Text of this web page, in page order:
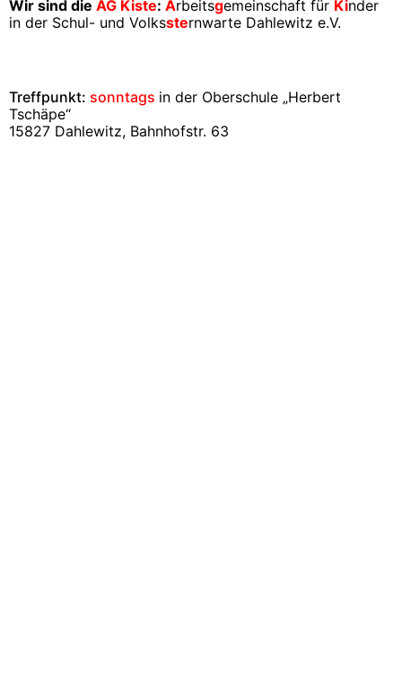
Wir sind die AG Kiste: Arbeitsgemeinschaft für Kinder
in der Schul- und Volkssternwarte Dahlewitz e.V.
Treffpunkt: sonntags in der Oberschule „Herbert
Tschäpe“
15827 Dahlewitz, Bahnhofstr. 63